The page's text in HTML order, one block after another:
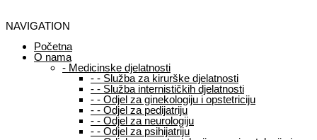
NAVIGATION
Početna
O nama
- Medicinske djelatnosti
- - Služba za kirurške djelatnosti
- - Služba internističkih djelatnosti
- - Odjel za ginekologiju i opstetriciju
- - Odjel za pedijatriju
- - Odjel za neurologiju
- - Odjel za psihijatriju